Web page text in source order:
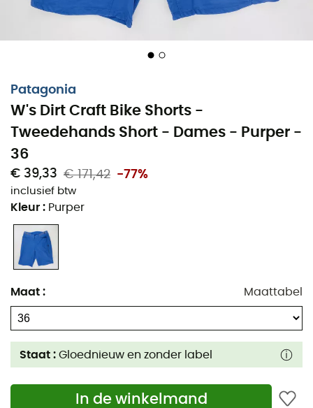
Patagonia
W's Dirt Craft Bike Shorts -
Tweedehands Short - Dames - Purper -
36
€ 39,33 € 171,42 -77%
inclusief btw
Kleur : Purper
Maat : Maattabel
Staat : Gloednieuw en zonder label
In de winkelmand